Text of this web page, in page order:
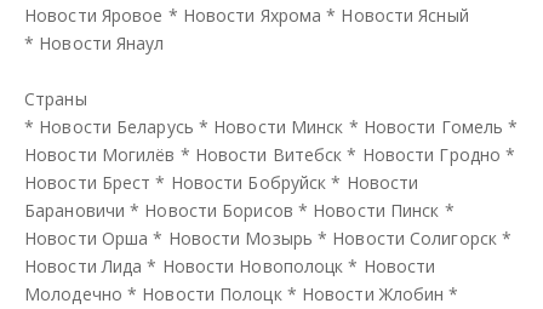
Новости Яровое * Новости Яхрома * Новости Ясный
* Новости Янаул
Страны
* Новости Беларусь * Новости Минск * Новости Гомель *
Новости Могилёв * Новости Витебск * Новости Гродно *
Новости Брест * Новости Бобруйск * Новости
Барановичи * Новости Борисов * Новости Пинск *
Новости Орша * Новости Мозырь * Новости Солигорск*
Новости Лида * Новости Новополоцк * Новости
Молодечно * Новости Полоцк* Новости Жлобин *